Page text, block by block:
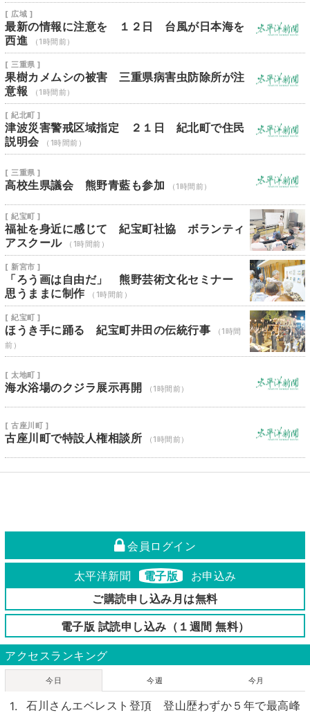
[ 広域 ]
最新の情報に注意を １２日 台風が日本海を
西進
（1時間前）
[ 三重県 ]
果樹カメムシの被害 三重県病害虫防除所が注
意報
（1時間前）
[ 紀北町 ]
津波災害警戒区域指定 ２１日 紀北町で住民
説明会
（1時間前）
[ 三重県 ]
高校生県議会 熊野青藍も参加 （1時間前）
[ 紀宝町 ]
福祉を身近に感じて 紀宝町社協 ボランティ
アスクール
（1時間前）
[ 新宮市 ]
「ろう画は自由だ」 熊野芸術文化セミナー
思うままに制作
（1時間前）
[ 紀宝町 ]
ほうき手に踊る 紀宝町井田の伝統行事
（1時間
前）
[ 太地町 ]
海水浴場のクジラ展示再開 （1時間前）
[ 古座川町 ]
古座川町で特設人権相談所 （1時間前）
会員ログイン
太平洋新聞 電子版
お申込み
ご購読申し込み月は無料
電子版 試読申し込み（１週間 無料）
アクセスランキング
今日 今週 今月
石川さんエベレスト登頂 登山歴わずか５年で最高峰